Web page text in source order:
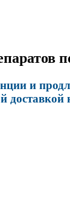
и
доставкой